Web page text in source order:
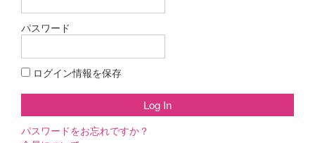
ョ
ン
パスワード
ログイン情報を保存
パスワードをお忘れですか？